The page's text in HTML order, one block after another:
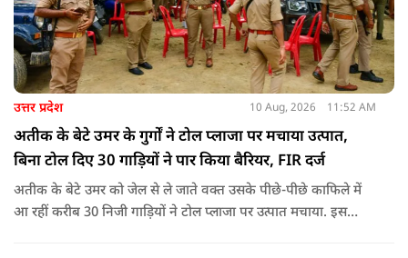
उत्तर प्रदेश 10 Aug, 2026 11:52 AM
अतीक के बेटे उमर के गुर्गों ने टोल प्लाजा पर मचाया उत्पात,
बिना टोल दिए 30 गाड़ियों ने पार किया बैरियर, FIR दर्ज
अतीक के बेटे उमर को जेल से ले जाते वक्त उसके पीछे-पीछे काफिले में
आ रहीं करीब 30 निजी गाड़ियों ने टोल प्लाजा पर उत्पात मचाया. इस